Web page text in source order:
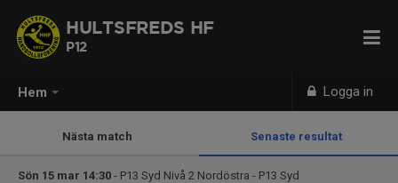
Hem Logga in
HULTSFREDS HF
P12
Nästa match Senaste resultat
Sön 15 mar 14:30 - P13 Syd Nivå 2 Nordöstra - P13 Syd